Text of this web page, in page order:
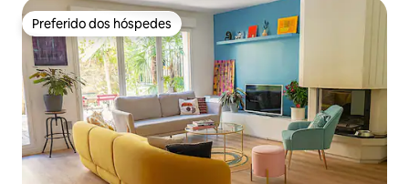
Preferido dos hóspedes
Preferido dos hóspedes